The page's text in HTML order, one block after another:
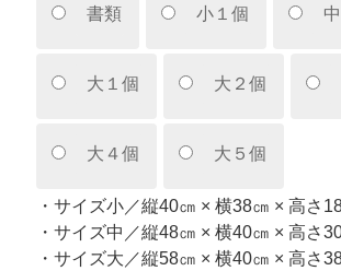
書類 小１個
大１個 大２個
大４個 大５個
・サイズ小／縦40㎝ × 横38㎝ × 高さ
・サイズ中／縦48㎝ × 横40㎝ × 高さ
・サイズ大／縦58㎝ × 横40㎝ × 高さ